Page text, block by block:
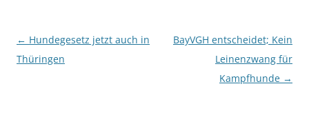
Beitragsnavigation
← Hundegesetz jetzt auch in
Thüringen
BayVGH entscheidet; Kein
Leinenzwang für
Kampfhunde →